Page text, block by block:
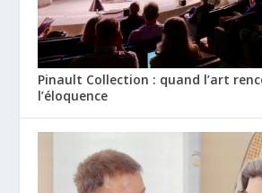
Pinault Collection : quand l’art
l’éloquence